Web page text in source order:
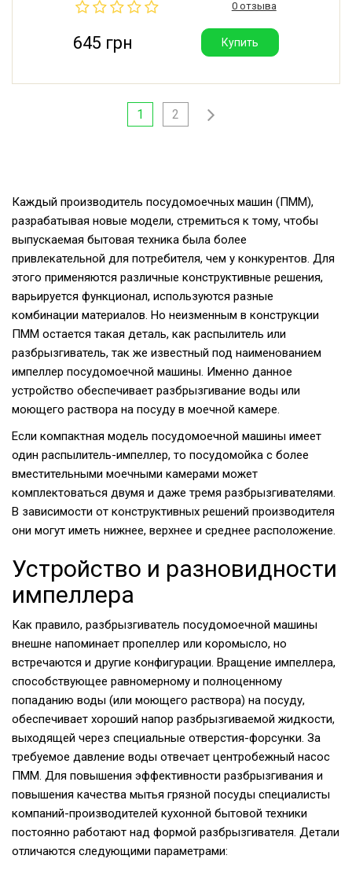
0 отзыва
645 грн Купить
1 2
Каждый производитель посудомоечных машин (ПММ),
разрабатывая новые модели, стремиться к тому, чтобы
выпускаемая бытовая техника была более
привлекательной для потребителя, чем у конкурентов. Для
этого применяются различные конструктивные решения,
варьируется функционал, используются разные
комбинации материалов. Но неизменным в конструкции
ПММ остается такая деталь, как распылитель или
разбрызгиватель, так же известный под наименованием
импеллер посудомоечной машины. Именно данное
устройство обеспечивает разбрызгивание воды или
моющего раствора на посуду в моечной камере.
Если компактная модель посудомоечной машины имеет
один распылитель-импеллер, то посудомойка с более
вместительными моечными камерами может
комплектоваться двумя и даже тремя разбрызгивателями.
В зависимости от конструктивных решений производителя
они могут иметь нижнее, верхнее и среднее расположение.
Устройство и разновидности
импеллера
Как правило, разбрызгиватель посудомоечной машины
внешне напоминает пропеллер или коромысло, но
встречаются и другие конфигурации. Вращение импеллера,
способствующее равномерному и полноценному
попаданию воды (или моющего раствора) на посуду,
обеспечивает хороший напор разбрызгиваемой жидкости,
выходящей через специальные отверстия-форсунки. За
требуемое давление воды отвечает центробежный насос
ПММ. Для повышения эффективности разбрызгивания и
повышения качества мытья грязной посуды специалисты
компаний-производителей кухонной бытовой техники
постоянно работают над формой разбрызгивателя. Детали
отличаются следующими параметрами: